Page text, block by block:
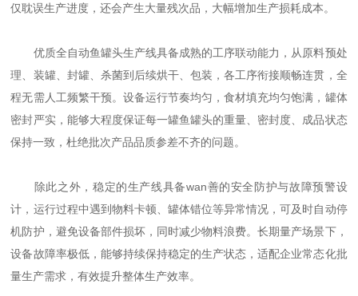
仅耽误生产进度，还会产生大量残次品，大幅增加生产损耗成本。
优质全自动鱼罐头生产线具备成熟的工序联动能力，从原料预处
理、装罐、封罐、杀菌到后续烘干、包装，各工序衔接顺畅连贯，全
程无需人工频繁干预。设备运行节奏均匀，食材填充均匀饱满，罐体
密封严实，能够大程度保证每一罐鱼罐头的重量、密封度、成品状态
保持一致，杜绝批次产品品质参差不齐的问题。
除此之外，稳定的生产线具备wan善的安全防护与故障预警设
计，运行过程中遇到物料卡顿、罐体错位等异常情况，可及时自动停
机防护，避免设备部件损坏，同时减少物料浪费。长期量产场景下，
设备故障率极低，能够持续保持稳定的生产状态，适配企业常态化批
量生产需求，有效提升整体生产效率。